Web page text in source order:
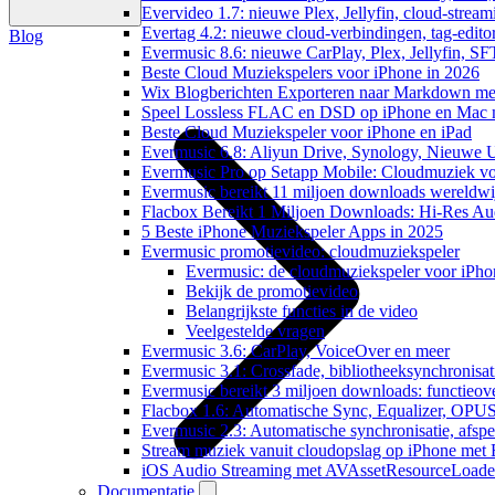
Evervideo 1.7: nieuwe Plex, Jellyfin, cloud-
Evertag 4.2: nieuwe cloud-verbindingen, tag-
Evermusic 8.6: nieuwe CarPlay, Plex, Jellyfin,
Beste Cloud Muziekspelers voor iPhone in 2026
Wix Blogberichten Exporteren naar Markdown
Speel Lossless FLAC en DSD op iPhone en Mac
Beste Cloud Muziekspeler voor iPhone en iPad
Evermusic 6.8: Aliyun Drive, Synology, Nieuwe
Evermusic Pro op Setapp Mobile: Cloudmuziek
Evermusic bereikt 11 miljoen downloads
Flacbox Bereikt 1 Miljoen Downloads: Hi-Res
5 Beste iPhone Muziekspeler Apps in 2025
Evermusic promotievideo: cloudmuziekspeler
Evermusic: de cloudmuziekspeler voor
Bekijk de promotievideo
Belangrijkste functies in de video
Veelgestelde vragen
Evermusic 3.6: CarPlay, VoiceOver en meer
Evermusic 3.1: Crossfade,
Evermusic bereikt 3 miljoen downloads:
Flacbox 1.6: Automatische Sync, Equalizer,
Evermusic 2.3: Automatische synchronisatie,
Stream muziek vanuit cloudopslag op iPhone met
iOS Audio Streaming met
Documentatie
Blog